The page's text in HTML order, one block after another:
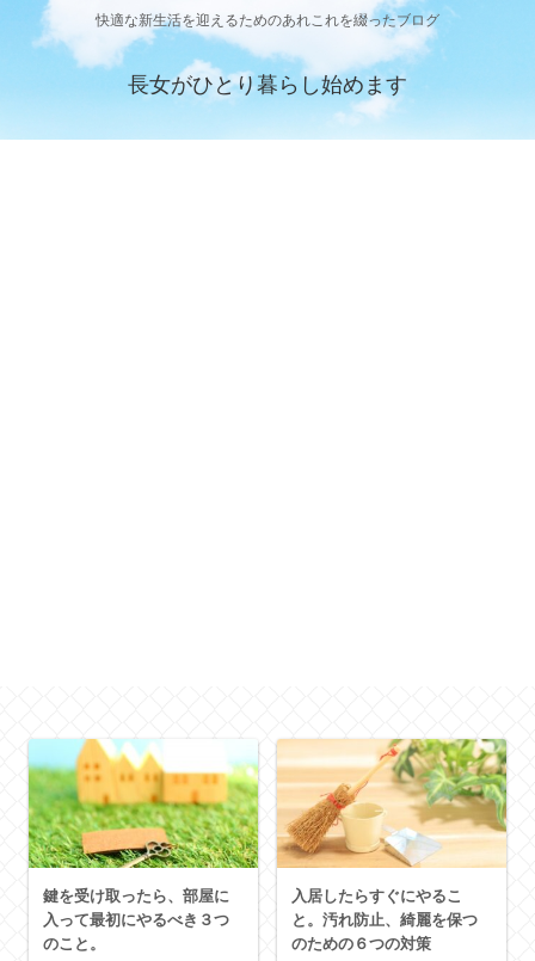
快適な新生活を迎えるためのあれこれを綴ったブログ
長女がひとり暮らし始めます
鍵を受け取ったら、部屋に
入って最初にやるべき３つ
のこと。
入居したらすぐにやるこ
と。汚れ防止、綺麗を保つ
のための６つの対策